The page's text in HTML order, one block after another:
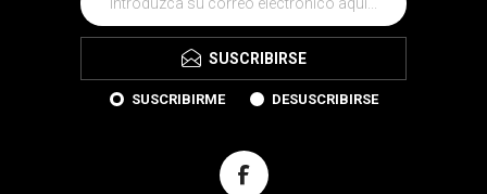
SUSCRIBIRSE
SUSCRIBIRME DESUSCRIBIRSE